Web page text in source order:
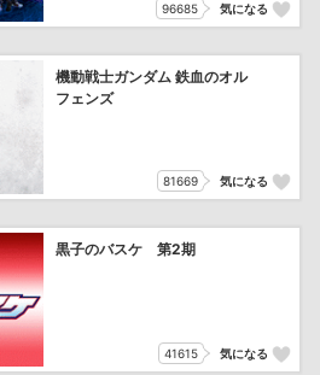
96685 気になる
機動戦士ガンダム 鉄血のオル
フェンズ
81669 気になる
黒子のバスケ 第2期
41615 気になる